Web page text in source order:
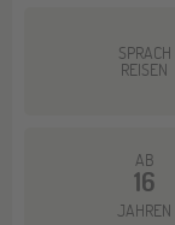
SPRACH
REISEN
AB
16
JAHREN